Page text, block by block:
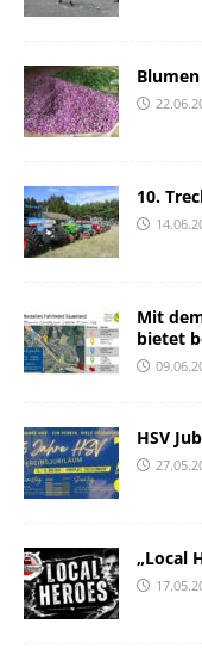
10.
Mit
bietet
HSV
„Local